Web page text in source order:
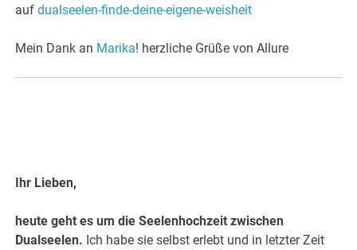
aufdualseelen-finde-deine-eigene-weisheit
Mein Dank an Marika! herzliche Grüße von Allure
Ihr Lieben,
heute geht es um die Seelenhochzeit zwischen
Dualseelen. Ich habe sie selbst erlebt und in letzter Zeit